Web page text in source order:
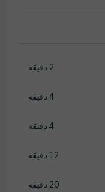
2 دقیقه
4 دقیقه
4 دقیقه
12 دقیقه
20 دقیقه